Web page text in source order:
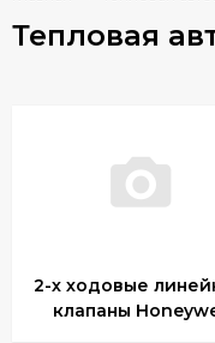
Тепловая
2-х ходовые
клапаны